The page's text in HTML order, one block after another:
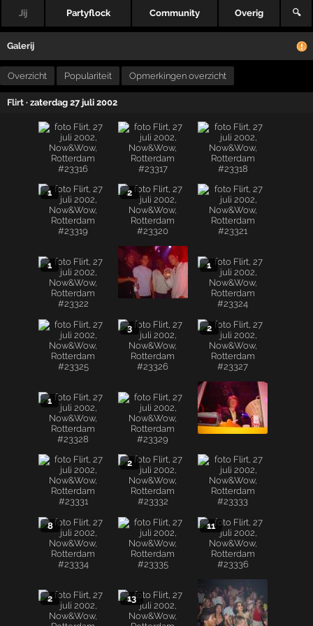
Jij Partyflock Community Overig 🔍
Galerij
Overzicht Populariteit Opmerkingen overzicht
Flirt · zaterdag 27 juli 2002
1 2
1 1
3 2
1
2
8 11
2 13